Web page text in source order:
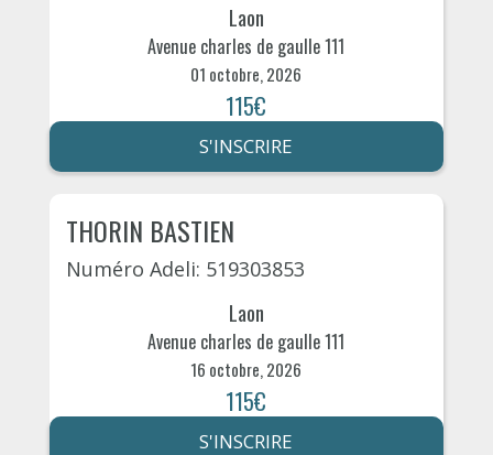
Laon
Avenue charles de gaulle 111
01 octobre, 2026
115€
S'INSCRIRE
THORIN BASTIEN
Numéro Adeli: 519303853
Laon
Avenue charles de gaulle 111
16 octobre, 2026
115€
S'INSCRIRE